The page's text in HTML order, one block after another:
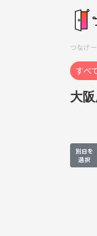
つなげ
すべ
大
別日を
選択